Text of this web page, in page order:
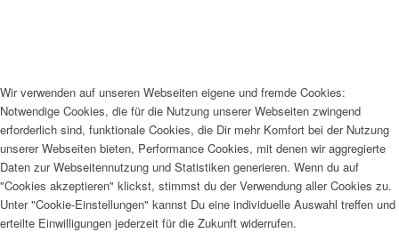
Wir verwenden auf unseren Webseiten eigene und fremde Cookies:
Notwendige Cookies, die für die Nutzung unserer Webseiten zwingend
erforderlich sind, funktionale Cookies, die Dir mehr Komfort bei der Nutzung
unserer Webseiten bieten, Performance Cookies, mit denen wir aggregierte
Daten zur Webseitennutzung und Statistiken generieren. Wenn du auf
"Cookies akzeptieren" klickst, stimmst du der Verwendung aller Cookies zu.
Unter "Cookie-Einstellungen" kannst Du eine individuelle Auswahl treffen und
erteilte Einwilligungen jederzeit für die Zukunft widerrufen.